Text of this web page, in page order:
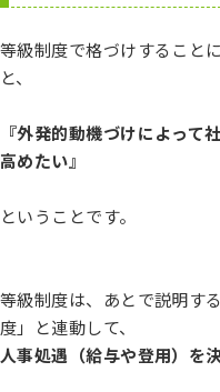
等級制度で格づけすること
と、
『外発的動機づけによって
高めたい』
ということです。
等級制度は、あとで説明す
度」と連動して、
人事処遇（給与や登用）を